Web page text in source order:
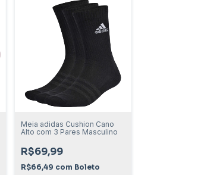
Meia adidas Cushion Cano
Alto com 3 Pares Masculino
R$69,99
R$66,49 com Boleto